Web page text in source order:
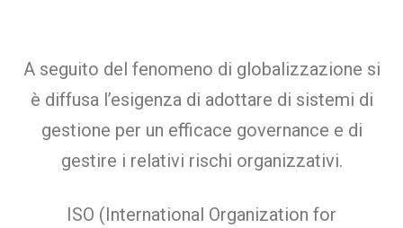
A seguito del fenomeno di globalizzazione si
è diffusa l’esigenza di adottare di sistemi di
gestione per un efficace governance e di
gestire i relativi rischi organizzativi.
ISO (International Organization for